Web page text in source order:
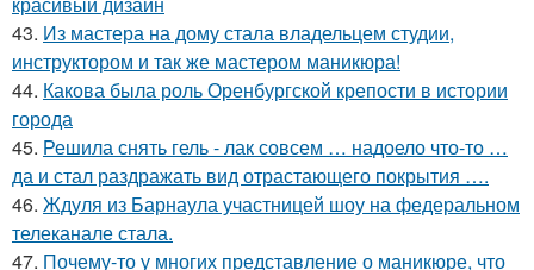
43. Из мастера на дому стала владельцем студии,
инструктором и так же мастером маникюра!
44. Какова была роль Оренбургской крепости в истории
города
45. Решила снять гель - лак совсем … надоело что-то …
да и стал раздражать вид отрастающего покрытия ….
46. Ждуля из Барнаула участницей шоу на федеральном
телеканале стала.
47. Почему-то у многих представление о маникюре, что